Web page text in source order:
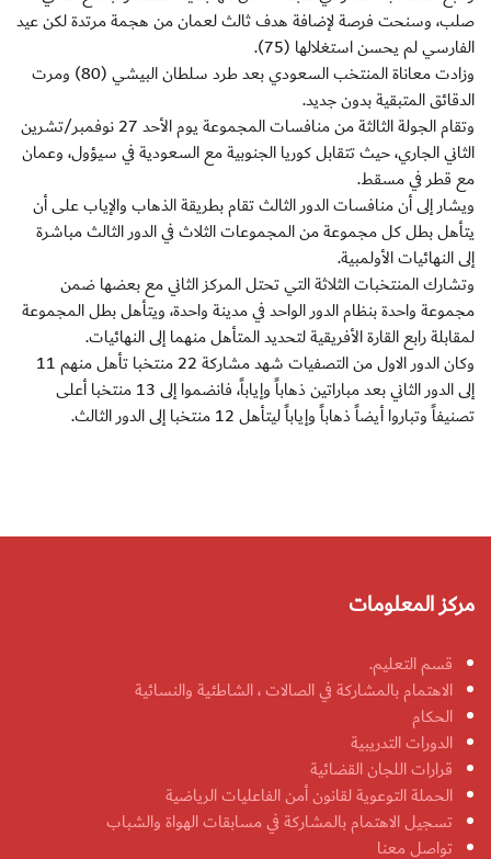
صلب، وسنحت فرصة لإضافة هدف ثالث لعمان من هجمة مرتدة لكن عيد
الفارسي لم يحسن استغلالها (75).
وزادت معاناة المنتخب السعودي بعد طرد سلطان البيشي (80) ومرت
الدقائق المتبقية بدون جديد.
وتقام الجولة الثالثة من منافسات المجموعة يوم الأحد 27 نوفمبر/تشرين
الثاني الجاري، حيث تتقابل كوريا الجنوبية مع السعودية في سيؤول، وعمان
مع قطر في مسقط.
ويشار إلى أن منافسات الدور الثالث تقام بطريقة الذهاب والإياب على أن
يتأهل بطل كل مجموعة من المجموعات الثلاث في الدور الثالث مباشرة
إلى النهائيات الأولمبية.
وتشارك المنتخبات الثلاثة التي تحتل المركز الثاني مع بعضها ضمن
مجموعة واحدة بنظام الدور الواحد في مدينة واحدة، ويتأهل بطل المجموعة
لمقابلة رابع القارة الأفريقية لتحديد المتأهل منهما إلى النهائيات.
وكان الدور الاول من التصفيات شهد مشاركة 22 منتخبا تأهل منهم 11
إلى الدور الثاني بعد مباراتين ذهاباً وإياباً، فانضموا إلى 13 منتخبا أعلى
تصنيفاً وتباروا أيضاً ذهاباً وإياباً ليتأهل 12 منتخبا إلى الدور الثالث.
مركز المعلومات
قسم التعليم.
الاهتمام بالمشاركة في الصالات ، الشاطئية والنسائية
الحكام
الدورات التدريبية
قرارات اللجان القضائية
الحملة التوعوية لقانون أمن الفاعليات الرياضية
تسجيل الاهتمام بالمشاركة في مسابقات الهواة والشباب
تواصل معنا